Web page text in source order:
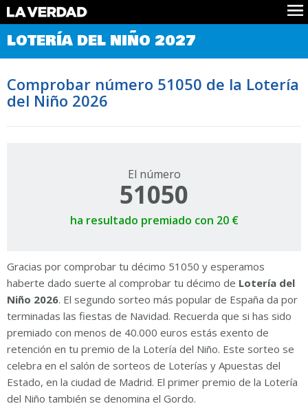
Comprobar Loteria del Niño
Premios
Noticias
Datos
Historia
LOTERÍA DEL NIÑO 2027
Comprobar número 51050 de la Lotería
del Niño 2026
El número
51050
ha resultado premiado con 20 €
Gracias por comprobar tu décimo 51050 y esperamos
haberte dado suerte al comprobar tu décimo de Lotería del
Niño 2026. El segundo sorteo más popular de España da por
terminadas las fiestas de Navidad. Recuerda que si has sido
premiado con menos de 40.000 euros estás exento de
retención en tu premio de la Lotería del Niño. Este sorteo se
celebra en el salón de sorteos de Loterías y Apuestas del
Estado, en la ciudad de Madrid. El primer premio de la Lotería
del Niño también se denomina el Gordo.